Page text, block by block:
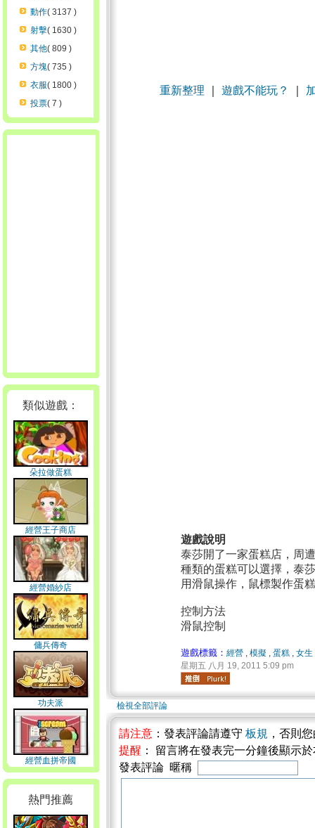
動作( 3137 )
射擊( 1630 )
其他( 809 )
方塊( 735 )
衣服( 1800 )
投票( 7 )
類似遊戲：
朵拉做蛋糕
經營王子商店
經營婚紗店
傭兵傳奇
功夫派
經營血拼帝國
熱門推薦
重新整理 ｜遊戲不能玩？
遊戲說明
泰莎開了一家蛋糕店，周
種類的蛋糕可以選擇，泰
用滑鼠操作，鼠標製作蛋
控制方法
滑鼠控制
遊戲標籤： 經營 , 模擬 , 蛋糕 , 女生
星期五 八月 19, 2011 5:09 pm
檢視全部評論
請注意 ：發表評論請遵守 板規 ，否則
提醒 ： 留言將在發表完一分鐘後顯示
發表評論 暱稱